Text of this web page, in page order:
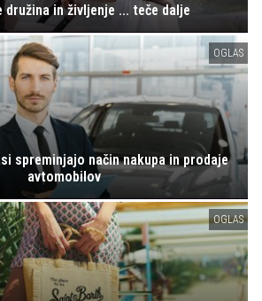
in življenje ... teče dalje
OGLAS
spreminjajo način nakupa in prodaje
avtomobilov
OGLAS